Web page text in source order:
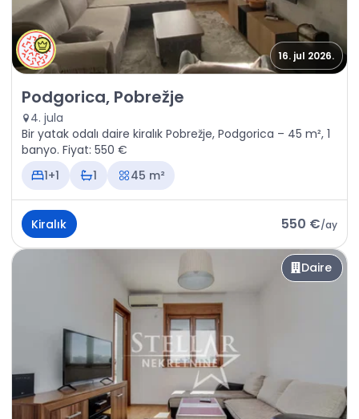
16. jul 2026.
Kiralık - Daire Podgorica, Pobrežje
Podgorica, Pobrežje
4. jula
Bir yatak odalı daire kiralık Pobrežje, Podgorica – 45 m², 1
banyo. Fiyat: 550 €
1+1
1 45 m²
Kiralık 550 €/ay
Daire